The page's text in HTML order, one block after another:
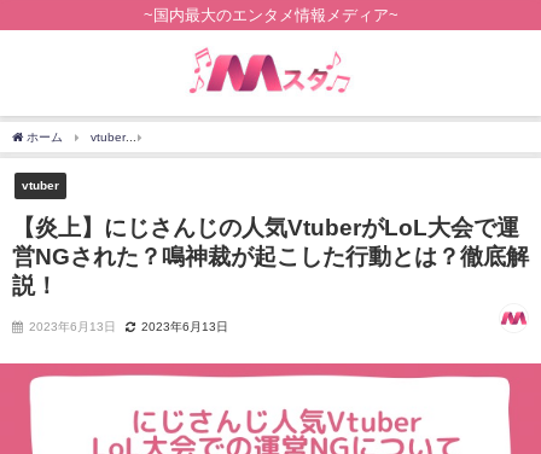
~国内最大のエンタメ情報メディア~
ホーム vtuber
vtuber
【炎上】にじさんじの人気VtuberがLoL大会で運
営NGされた？鳴神裁が起こした行動とは？徹底解
説！
2023年6月13日 2023年6月13日